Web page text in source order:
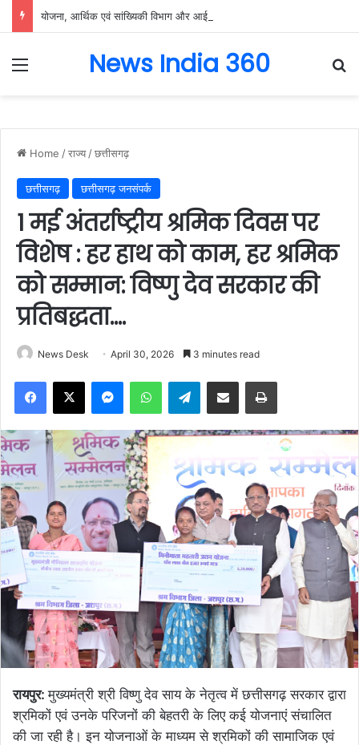
Menu News India 360
Home /राज्य /छत्तीसगढ़
छत्तीसगढ़ छत्तीसगढ़ जनसंपर्क
1 मई अंतर्राष्ट्रीय श्रमिक दिवस पर
विशेष : हर हाथ को काम, हर श्रमिक
को सम्मान: विष्णु देव सरकार की
प्रतिबद्धता….
News Desk April 30, 2026 3 minutes read
Facebook
X MessengerWhatsAppTelegramShare via Email Print
रायपुर:मुख्यमंत्री श्री विष्णु देव साय के नेतृत्व में छत्तीसगढ़ सरकार द्वारा
श्रमिकों एवं उनके परिजनों की बेहतरी के लिए कई योजनाएं संचालित
की जा रही है। इन योजनाओं के माध्यम से श्रमिकों की सामाजिक एवं